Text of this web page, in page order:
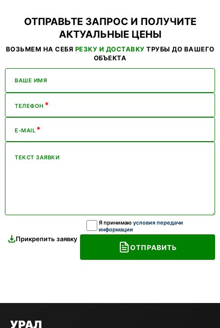
ОТПРАВЬТЕ ЗАПРОС И ПОЛУЧИТЕ
АКТУАЛЬНЫЕ ЦЕНЫ
ВОЗЬМЕМ НА СЕБЯ РЕЗКУ И ДОСТАВКУ ТРУБЫ ДО ВАШЕГО
ОБЪЕКТА
ВАШЕ ИМЯ
ТЕЛЕФОН *
E-MAIL *
ТЕКСТ ЗАЯВКИ
Прикрепить заявку
Я принимаю условия передачи
информации
ОТПРАВИТЬ